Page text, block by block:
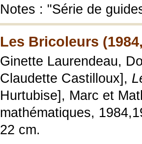
Notes : "Série de
Les Bricoleurs
Ginette Laurendeau,
Claudette Castilloux],
Hurtubise], Marc et
mathématiques,
22 cm.